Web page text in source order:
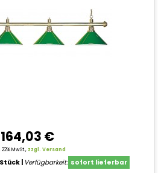
164,03 €
22% MwSt., zzgl. Versand
Stück Verfügbarkeit: sofort lieferbar